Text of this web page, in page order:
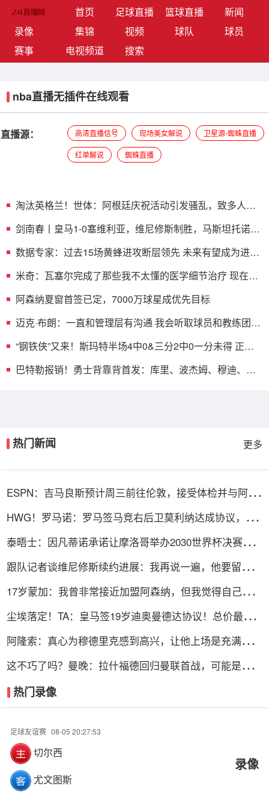
首页(current)足球直播 篮球直播
新闻
录像
集锦 视频 球队
球员
赛事
电视频道 搜索
nba直播无插件在线观看
直播源： 高清直播信号 现场美女解说 卫星源-蜘蛛直播
红单解说 蜘蛛直播
淘汰英格兰！世体：阿根廷庆祝活动引发骚乱，致多人受
剑南春丨皇马1-0塞维利亚，维尼修斯制胜，马斯坦托诺中
数据专家：过去15场黄蜂进攻断层领先 未来有望成为进攻
米奇：瓦塞尔完成了那些我不太懂的医学细节治疗 现在是
阿森纳夏窗首签已定，7000万球星成优先目标
迈克·布朗：一直和管理层有沟通 我会听取球员和教练团队
“钢铁侠”又来！斯玛特半场4中0&三分2中0一分未得 正负
巴特勒报销！勇士背靠背首发：库里、波杰姆、穆迪、追
热门新闻 更多
ESPN：吉马良斯预计周三前往伦敦，接受体检并与阿森
HWG！罗马诺：罗马签马竞右后卫莫利纳达成协议，总
泰晤士：因凡蒂诺承诺让摩洛哥举办2030世界杯决赛，
跟队记者谈维尼修斯续约进展：我再说一遍，他要留下
17岁蒙加：我曾非常接近加盟阿森纳，但我觉得自己更适
尘埃落定！TA：皇马签19岁迪奥曼德达协议！总价最高
阿隆索：真心为穆德里克感到高兴，让他上场是充满情感
这不巧了吗？曼晚：拉什福德回归曼联首战，可能是对阿
热门录像
足球友谊赛 08-05 20:27:53
切尔西
尤文图斯
录像